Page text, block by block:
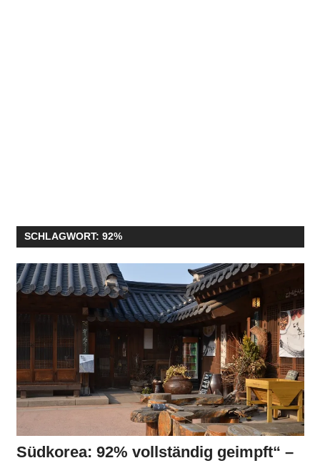
SCHLAGWORT: 92%
Südkorea: 92% vollständig geimpft“ –